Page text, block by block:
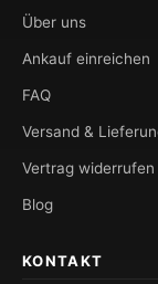
Über uns
Ankauf einreichen
FAQ
Versand &
Vertrag widerrufen
Blog
KONTAKT